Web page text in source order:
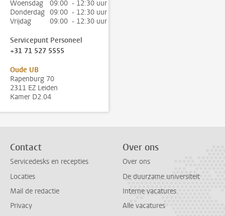
Woensdag
09:00 - 12:30 uur
Donderdag 09:00 - 12:30 uur
Vrijdag
09:00 - 12:30 uur
Servicepunt Personeel
+31 71 527 5555
Oude UB
Rapenburg 70
2311 EZ Leiden
Kamer D2.04
Contact
Servicedesks en recepties
Locaties
Mail de redactie
Privacy
Over ons
Over ons
De duurzame universiteit
Interne vacatures
Alle vacatures